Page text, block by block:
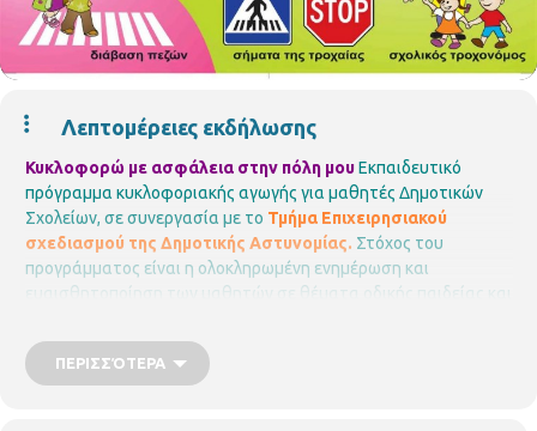
Λεπτομέρειες εκδήλωσης
Κυκλοφορώ με ασφάλεια στην πόλη μουΕκπαιδευτικό
πρόγραμμα κυκλοφοριακής αγωγής για μαθητές Δημοτικών
Σχολείων, σε συνεργασία με το Τμήμα Επιχειρησιακού
σχεδιασμού της Δημοτικής Αστυνομίας. Στόχος του
προγράμματος είναι η ολοκληρωμένη ενημέρωση και
ευαισθητοποίηση των μαθητών σε θέματα οδικής παιδείας και
πρόγραμμα επιμελούνται & παρουσιάζουν οι Δημοτικοί
Αστυνομικοί Γκουτίδου Κωνσταντίνα & Ταχτεβρενίδου
ΠΕΡΙΣΣΌΤΕΡΑ